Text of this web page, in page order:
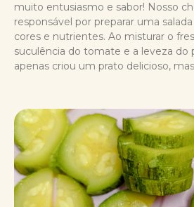
muito entusiasmo e sabor! Nosso
responsável por preparar uma
cores e nutrientes. Ao misturar o
suculência do tomate e a leveza do
apenas criou um prato delicioso, mas